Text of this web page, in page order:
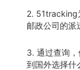
2. 51tracking
邮政公司的派
3. 通过查询
到国外选择什